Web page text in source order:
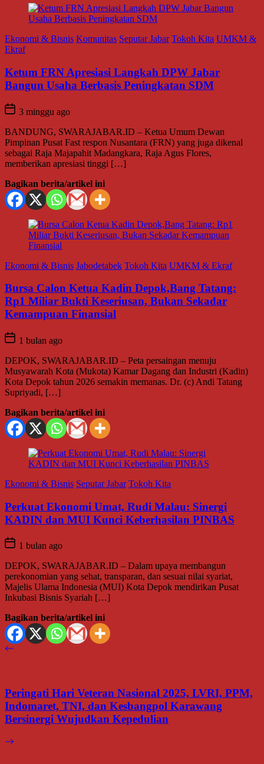
Ekonomi & Bisnis Komunitas Seputar Jabar Tokoh Kita UMKM &
Ekraf
Ketum FRN Apresiasi Langkah DPW Jabar
Bangun Usaha Berbasis Peningkatan SDM
3 minggu ago
BANDUNG, SWARAJABAR.ID – Ketua Umum Dewan
Pimpinan Pusat Fast respon Nusantara (FRN) yang juga dikenal
sebagai Raja Majapahit Madangkara, Raja Agus Flores,
memberikan apresiasi tinggi […]
Bagikan berita/artikel ini
Ekonomi & Bisnis Jabodetabek Tokoh Kita UMKM & Ekraf
Bursa Calon Ketua Kadin Depok,Bang Tatang:
Rp1 Miliar Bukti Keseriusan, Bukan Sekadar
Kemampuan Finansial
1 bulan ago
DEPOK, SWARAJABAR.ID – Peta persaingan menuju
Musyawarah Kota (Mukota) Kamar Dagang dan Industri (Kadin)
Kota Depok tahun 2026 semakin memanas. Dr. (c) Andi Tatang
Supriyadi, […]
Bagikan berita/artikel ini
Ekonomi & Bisnis Seputar Jabar Tokoh Kita
Perkuat Ekonomi Umat, Rudi Malau: Sinergi
KADIN dan MUI Kunci Keberhasilan PINBAS
1 bulan ago
DEPOK, SWARAJABAR.ID – Dalam upaya membangun
perekonomian yang sehat, transparan, dan sesuai nilai syariat,
Majelis Ulama Indonesia (MUI) Kota Depok mendirikan Pusat
Inkubasi Bisnis Syariah […]
Bagikan berita/artikel ini
Peringati Hari Veteran Nasional 2025, LVRI, PPM,
Indomaret, TNI, dan Kesbangpol Karawang
Bersinergi Wujudkan Kepedulian